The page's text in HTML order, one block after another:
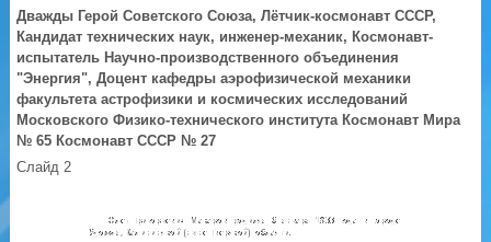
Дважды Герой Советского Союза, Лётчик-космонавт СССР,
Кандидат технических наук, инженер-механик, Космонавт-
испытатель Научно-производственного объединения
"Энергия", Доцент кафедры аэрофизической механики
факультета астрофизики и космических исследований
Московского Физико-технического института Космонавт Мира
№ 65 Космонавт СССР № 27
Слайд 2